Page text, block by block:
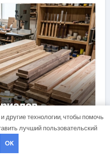
химии и
другие технологии, чтобы помочь
лучший пользовательский
OK